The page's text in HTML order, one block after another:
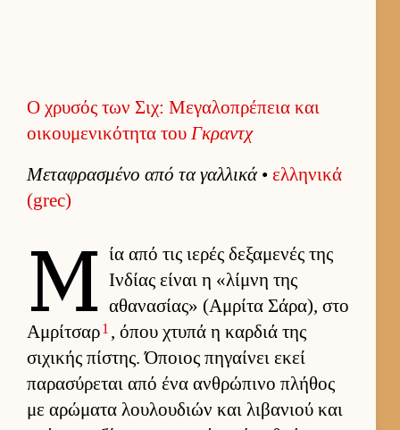
Ο χρυσός των Σιχ: Μεγαλοπρέπεια και
οικουμενικότητα του Γκραντχ
Μεταφρασμένο από τα γαλ­λικά• ελ­ληνικά
(grec)
Μ ία από τις ιε­ρές δεξαμενές της
Ιν­δίας εί­ναι η «λίμνη της
αθανασίας» (Αμ­ρίτα Σάρα), στο
Αμ­ρίτσαρ1 , όπου χτυπά η καρ­διά της
σιχικής πίστης. Όποιος πηγαί­νει εκεί
παρασύρεται από ένα αν­θρώπινο πλήθος
με αρώματα λου­λου­διών και λιβανιού και